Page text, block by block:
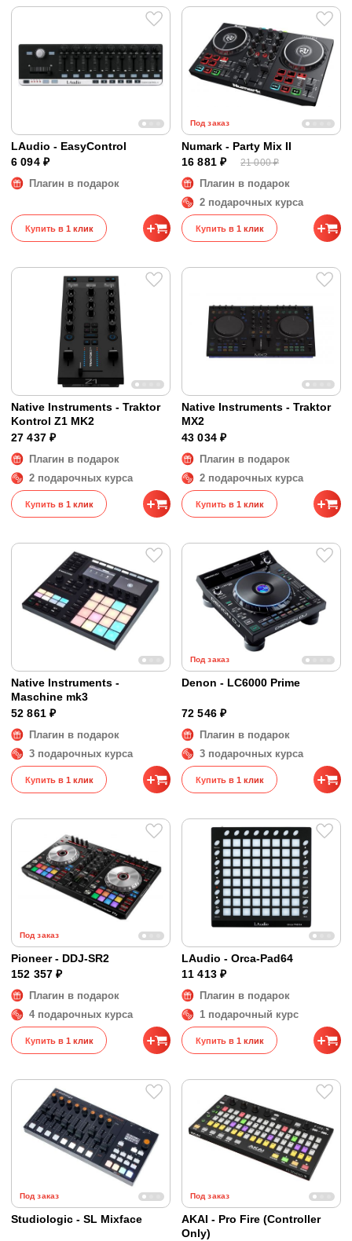
LAudio - EasyControl
6 094 ₽
Плагин в подарок
Купить в 1 клик
Под заказ
Numark - Party Mix II
16 881 ₽
21 000 ₽
Плагин в подарок
2 подарочных курса
Купить в 1 клик
Native Instruments - Traktor
Kontrol Z1 MK2
27 437 ₽
Плагин в подарок
2 подарочных курса
Купить в 1 клик
Native Instruments - Traktor
MX2
43 034 ₽
Плагин в подарок
2 подарочных курса
Купить в 1 клик
Native Instruments -
Maschine mk3
52 861 ₽
Плагин в подарок
3 подарочных курса
Купить в 1 клик
Под заказ
Denon - LC6000 Prime
72 546 ₽
Плагин в подарок
3 подарочных курса
Купить в 1 клик
Под заказ
Pioneer - DDJ-SR2
152 357 ₽
Плагин в подарок
4 подарочных курса
Купить в 1 клик
LAudio - Orca-Pad64
11 413 ₽
Плагин в подарок
1 подарочный курс
Купить в 1 клик
Под заказ
Studiologic - SL Mixface
Под заказ
AKAI - Pro Fire (Controller
Only)